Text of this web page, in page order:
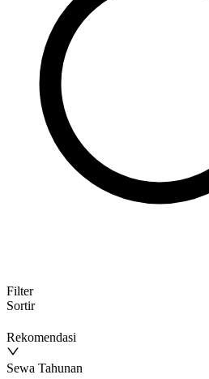
Filter
Sortir
Rekomendasi
Sewa Tahunan